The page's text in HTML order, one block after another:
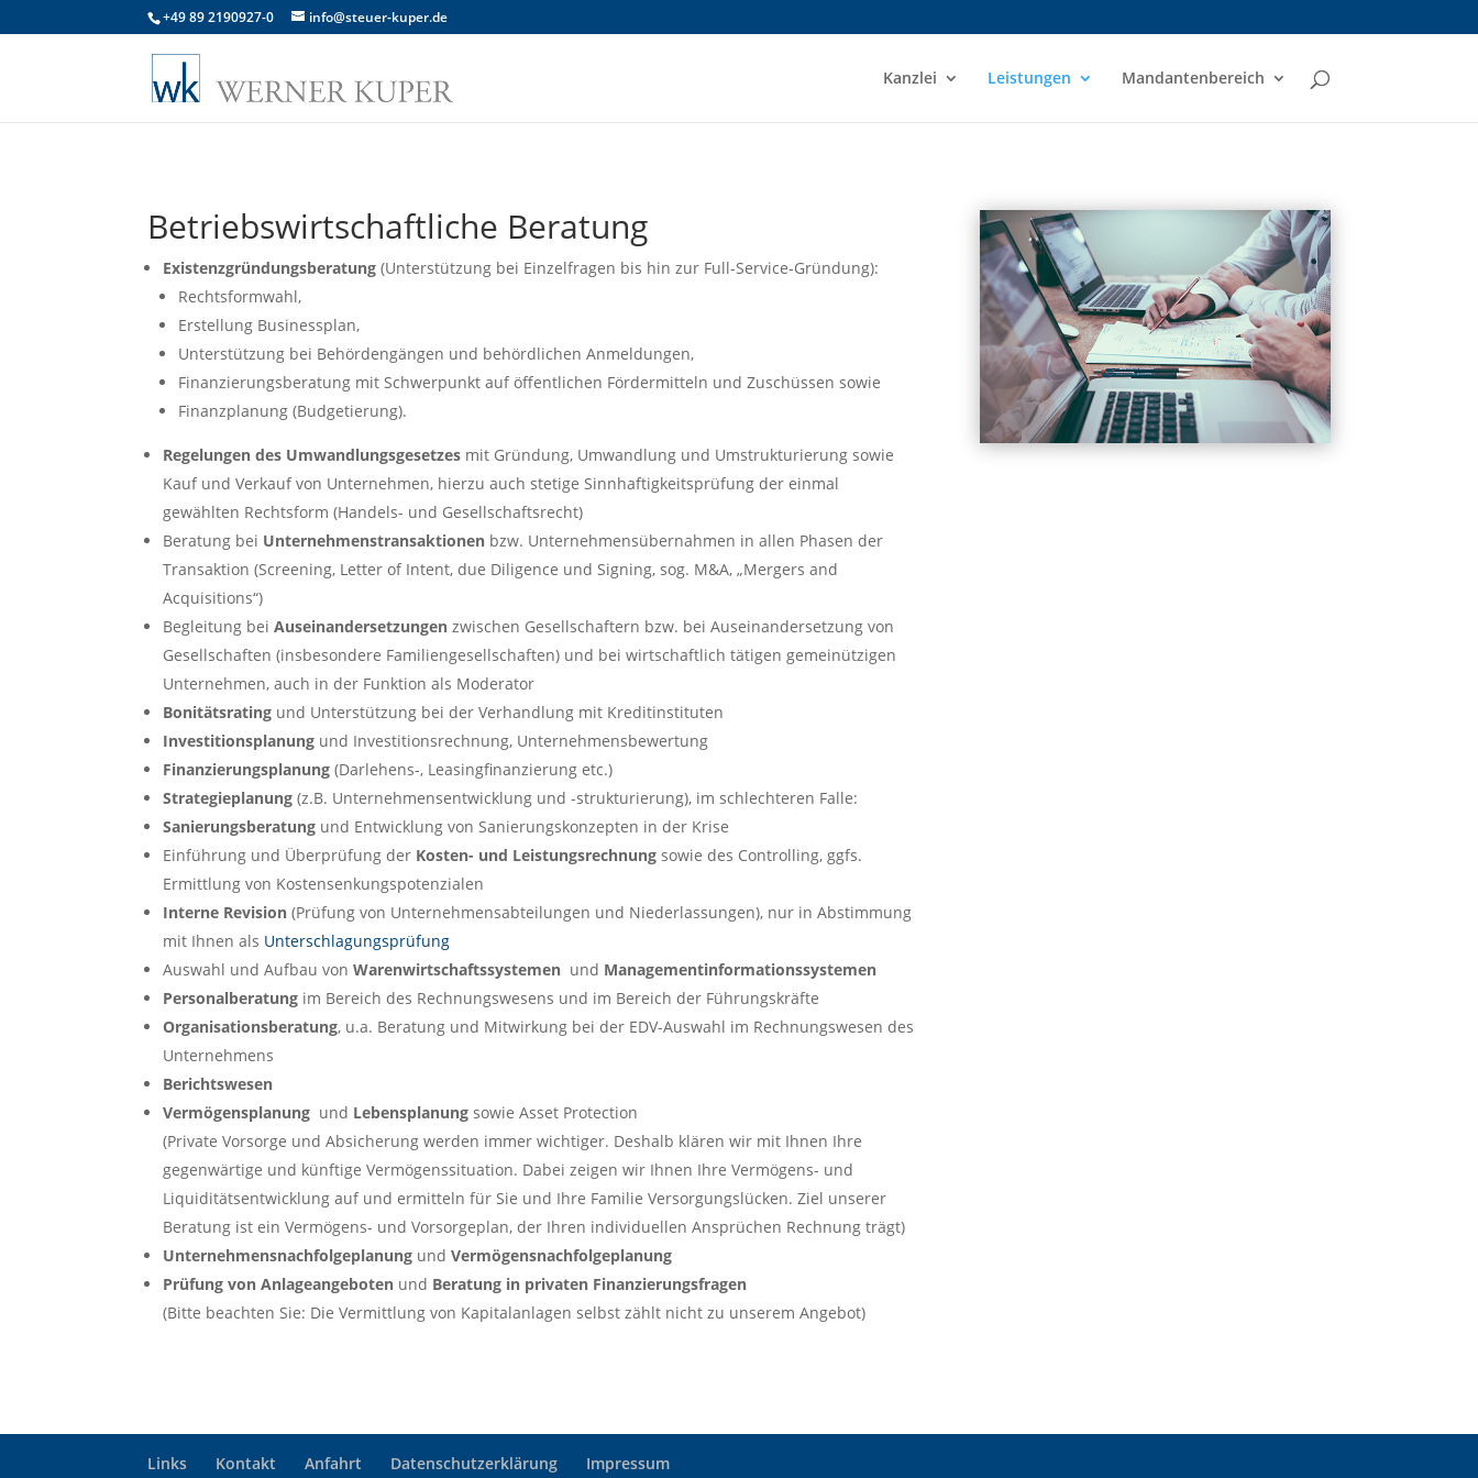
+49 89 2190927-0 info@steuer-kuper.de
Kanzlei Leistungen Mandantenbereich
Betriebswirtschaftliche Beratung
Existenzgründungsberatung (Unterstützung bei Einzelfragen bis hin zur Full-Service-Gründung):
Rechtsformwahl,
Erstellung Businessplan,
Unterstützung bei Behördengängen und behördlichen Anmeldungen,
Finanzierungsberatung mit Schwerpunkt auf öffentlichen Fördermitteln und Zuschüssen sowie
Finanzplanung (Budgetierung).
Regelungen des Umwandlungsgesetzes mit Gründung, Umwandlung und Umstrukturierung sowie
Kauf und Verkauf von Unternehmen, hierzu auch stetige Sinnhaftigkeitsprüfung der einmal
gewählten Rechtsform (Handels- und Gesellschaftsrecht)
Beratung bei Unternehmenstransaktionen bzw. Unternehmensübernahmen in allen Phasen der
Transaktion (Screening, Letter of Intent, due Diligence und Signing, sog. M&A, „Mergers and
Acquisitions“)
Begleitung bei Auseinandersetzungen zwischen Gesellschaftern bzw. bei Auseinandersetzung von
Gesellschaften (insbesondere Familiengesellschaften) und bei wirtschaftlich tätigen gemeinützigen
Unternehmen, auch in der Funktion als Moderator
Bonitätsrating und Unterstützung bei der Verhandlung mit Kreditinstituten
Investitionsplanung und Investitionsrechnung, Unternehmensbewertung
Finanzierungsplanung (Darlehens-, Leasingfinanzierung etc.)
Strategieplanung (z.B. Unternehmensentwicklung und -strukturierung), im schlechteren Falle:
Sanierungsberatung und Entwicklung von Sanierungskonzepten in der Krise
Einführung und Überprüfung der Kosten- und Leistungsrechnung sowie des Controlling, ggfs.
Ermittlung von Kostensenkungspotenzialen
Interne Revision (Prüfung von Unternehmensabteilungen und Niederlassungen), nur in Abstimmung
mit Ihnen als Unterschlagungsprüfung
Auswahl und Aufbau von Warenwirtschaftssystemen und Managementinformationssystemen
Personalberatung im Bereich des Rechnungswesens und im Bereich der Führungskräfte
Organisationsberatung, u.a. Beratung und Mitwirkung bei der EDV-Auswahl im Rechnungswesen des
Unternehmens
Berichtswesen
Vermögensplanung und Lebensplanung sowie Asset Protection
(Private Vorsorge und Absicherung werden immer wichtiger. Deshalb klären wir mit Ihnen Ihre
gegenwärtige und künftige Vermögenssituation. Dabei zeigen wir Ihnen Ihre Vermögens- und
Liquiditätsentwicklung auf und ermitteln für Sie und Ihre Familie Versorgungslücken. Ziel unserer
Beratung ist ein Vermögens- und Vorsorgeplan, der Ihren individuellen Ansprüchen Rechnung trägt)
Unternehmensnachfolgeplanung und Vermögensnachfolgeplanung
Prüfung von Anlageangeboten und Beratung in privaten Finanzierungsfragen
(Bitte beachten Sie: Die Vermittlung von Kapitalanlagen selbst zählt nicht zu unserem Angebot)
Links Kontakt Anfahrt Datenschutzerklärung Impressum